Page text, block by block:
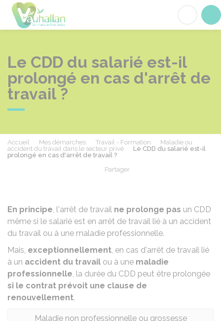
Le CDD du salarié est-il
prolongé en cas d'arrêt de
travail ?
Accueil Mes démarches Travail - Formation
Maladie ou
accident du travail dans le secteur privé
Le CDD du salarié est-il
prolongé en cas d'arrêt de travail ?
Partager
En principe, l'arrêt de travail ne prolonge pas un CDD
même si le salarié est en arrêt de travail lié à un accident
du travail ou à une maladie professionnelle.
Mais, exceptionnellement, en cas d'arrêt de travail lié
à un accident du travail ou à une maladie
professionnelle, la durée du CDD peut être prolongée
si le contrat prévoit une clause de
renouvellement.
Maladie non professionnelle ou grossesse